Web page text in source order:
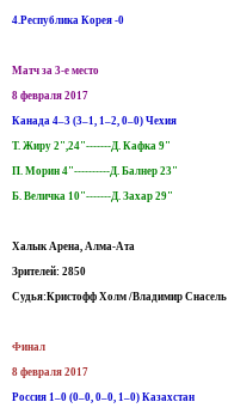
4.Республика Корея -0
Матч за 3-е место
8 февраля 2017
Канада 4–3 (3–1, 1–2, 0–0) Чехия
Т. Жиру 2",24"-------Д. Кафка 9"
П. Морин 4"----------Д. Балнер 23"
Б. Величка 10"-------Д. Захар 29"
Халык Арена, Алма-Ата
Зрителей: 2850
Судья:Кристофф Холм /Владимир Снасель
Финал
8 февраля 2017
Россия 1–0 (0–0, 0–0, 1–0) Казахстан